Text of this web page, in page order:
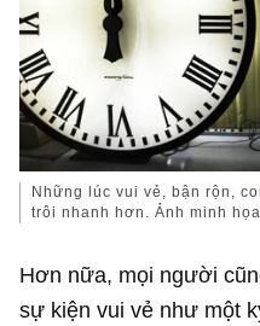
Những lúc vui vẻ, bận rộn,
trôi nhanh hơn. Ảnh minh
Hơn nữa, mọi người
sự kiện vui vẻ như một